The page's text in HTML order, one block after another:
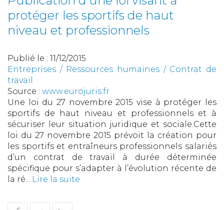
protéger les sportifs de haut
niveau et professionnels
Publié le : 11/12/2015
Entreprises / Ressources humaines / Contrat de
travail
Source : www.eurojuris.fr
Une loi du 27 novembre 2015 vise à protéger les
sportifs de haut niveau et professionnels et à
sécuriser leur situation juridique et sociale.Cette
loi du 27 novembre 2015 prévoit la création pour
les sportifs et entraîneurs professionnels salariés
d’un contrat de travail à durée déterminée
spécifique pour s’adapter à l’évolution récente de
la ré... Lire la suite